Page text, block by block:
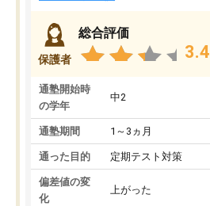
保護者
総合評価
3.4
通塾開始時
の学年
中2
通塾期間 1～3ヵ月
通った目的 定期テスト対策
偏差値の変
化
上がった